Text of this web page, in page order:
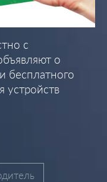
с
о
бесплатного
устройств